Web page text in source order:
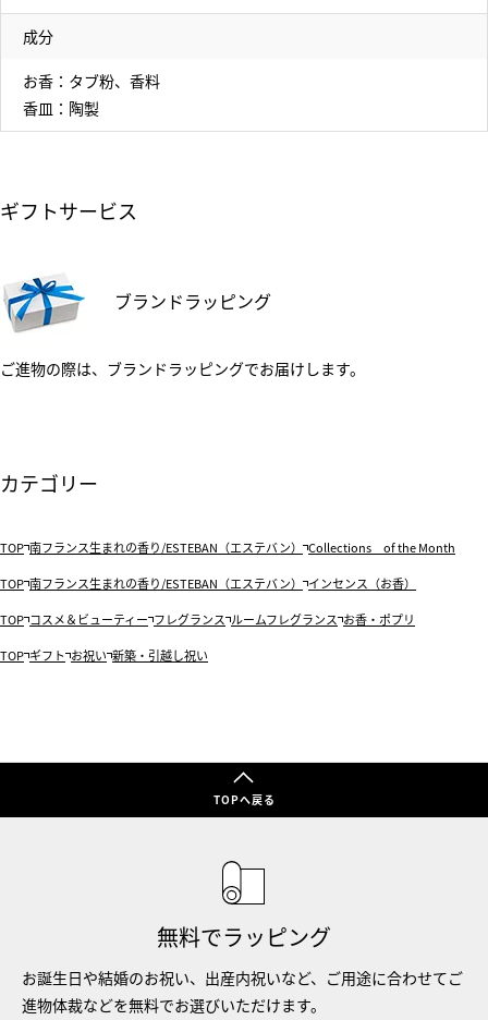
成分
お香：タブ粉、香料
香皿：陶製
ギフトサービス
ブランドラッピング
ご進物の際は、ブランドラッピングでお届けします。
カテゴリー
TOP 南フランス生まれの香り/ESTEBAN（エステバン） Collections of the Month
TOP 南フランス生まれの香り/ESTEBAN（エステバン） インセンス（お香）
TOP コスメ＆ビューティー フレグランス ルームフレグランス お香・ポプリ
TOP ギフト お祝い 新築・引越し祝い
TOPへ戻る
無料でラッピング
お誕生日や結婚のお祝い、出産内祝いなど、ご用途に合わせてご
進物体裁などを無料でお選びいただけます。